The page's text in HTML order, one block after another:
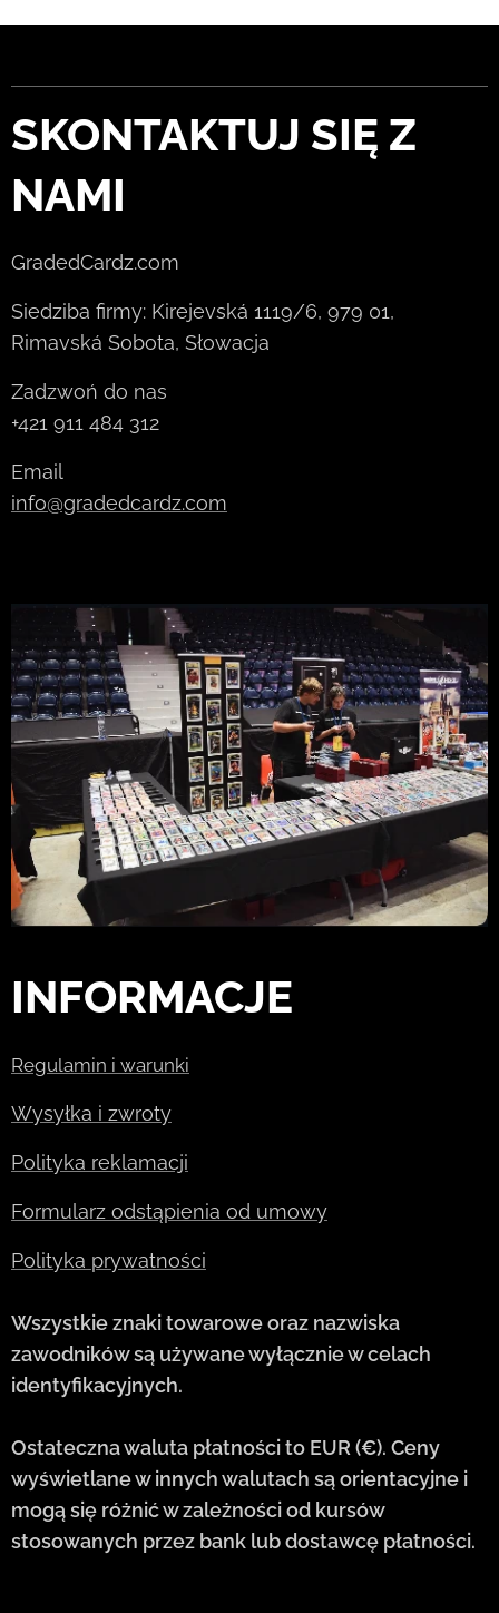
SKONTAKTUJ SIĘ Z
NAMI
GradedCardz.com
Siedziba firmy: Kirejevská 1119/6, 979 01,
Rimavská Sobota, Słowacja
Zadzwoń do nas
+421 911 484 312
Email
info@gradedcardz.com
INFORMACJE
Regulamin i warunki
Wysyłka i zwroty
Polityka reklamacji
Formularz odstąpienia od umowy
Polityka prywatności
Wszystkie znaki towarowe oraz nazwiska
zawodników są używane wyłącznie w celach
identyfikacyjnych.
Ostateczna waluta płatności to EUR (€). Ceny
wyświetlane w innych walutach są orientacyjne i
mogą się różnić w zależności od kursów
stosowanych przez bank lub dostawcę płatności.